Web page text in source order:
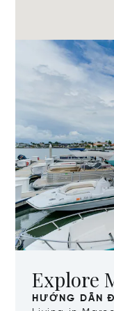
Explore
HƯỚNG DẪN